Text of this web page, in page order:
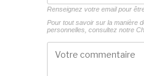
Renseignez votre email pour
Pour tout savoir sur la manière
personnelles, consultez notre